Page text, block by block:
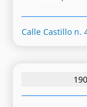
Calle Castillo n.